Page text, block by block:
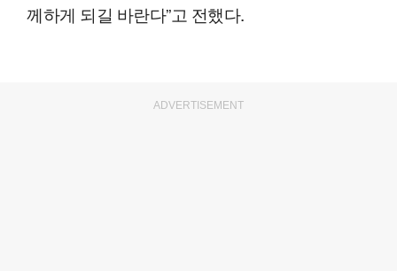
께하게 되길 바란다”고 전했다.
ADVERTISEMENT